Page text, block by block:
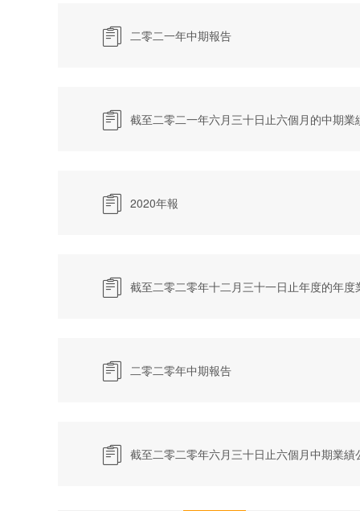
 二零二一年中期報告
 截至二零二一年六月三十日止六個月的中期業
 2020年報
 截至二零二零年十二月三十一日止年度的年度
 二零二零年中期報告
 截至二零二零年六月三十日止六個月中期業績